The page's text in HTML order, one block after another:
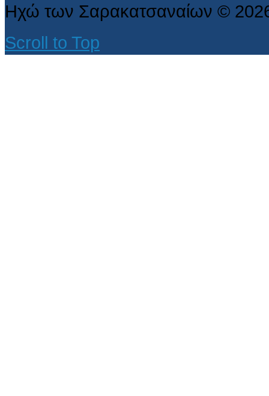
Ηχώ των Σαρακατσαναίων ©
Scroll to Top